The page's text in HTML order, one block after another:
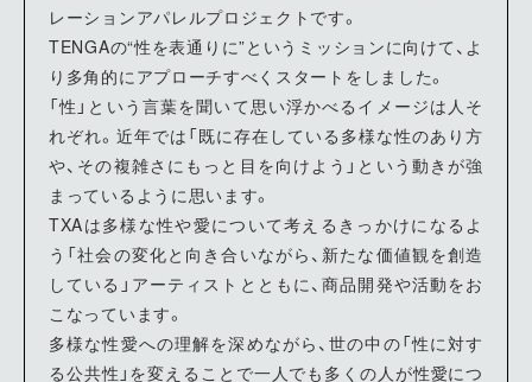
レーションアパレルプロジェクトです。
TENGAの“性を表通りに”というミッションに向けて、よ
り多角的にアプローチすべくスタートをしました。
「性」という言葉を聞いて思い浮かべるイメージは人そ
れぞれ。近年では「既に存在している多様な性のあり方
や、その複雑さにもっと目を向けよう」という動きが強
まっているように思います。
TXAは多様な性や愛について考えるきっかけになるよ
う「社会の変化と向き合いながら、新たな価値観を創造
している」アーティストとともに、商品開発や活動をお
こなっています。
多様な性愛への理解を深めながら、世の中の「性に対す
る公共性」を変えることで一人でも多くの人が性愛につ